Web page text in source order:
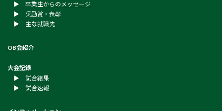
▶︎ 卒業生からのメッセージ
▶︎ 奨励賞・表彰
▶︎ 主な就職先
OB会紹介
大会記録
▶︎ 試合結果
▶︎ 試合速報